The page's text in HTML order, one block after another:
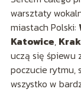
warsztaty
miastach Polski:
Katowice,
uczą się śpiewu
poczucie rytmu,
wszystko w